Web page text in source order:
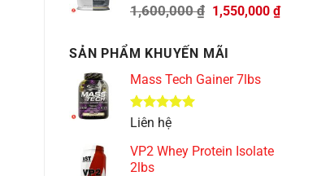
1,600,000₫ Giá
là:
1,600,000 ₫.
1,550,000₫Giá
SẢN PHẨM KHUYẾN MÃI
Mass Tech Gainer 7lbs
Được xếp
5.00
5 sao
Liên hệ
VP2 Whey Protein Isolate
2lbs